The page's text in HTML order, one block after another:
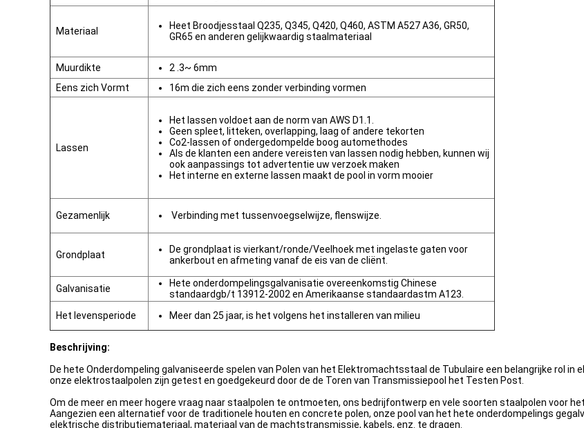
Materiaal
Heet Broodjesstaal Q235, Q345, Q420, Q460, ASTM A527 A36, GR50,
GR65 en anderen gelijkwaardig staalmateriaal
Muurdikte
2 .3~ 6mm
Eens zich Vormt
16m die zich eens zonder verbinding vormen
Lassen
Het lassen voldoet aan de norm van AWS D1.1.
Geen spleet, litteken, overlapping, laag of andere tekorten
Co2-lassen of ondergedompelde boog automethodes
Als de klanten een andere vereisten van lassen nodig hebben, kunnen wij
ook aanpassings tot advertentie uw verzoek maken
Het interne en externe lassen maakt de pool in vorm mooier
Gezamenlijk Verbinding met tussenvoegselwijze, flenswijze.
Grondplaat
De grondplaat is vierkant/ronde/Veelhoek met ingelaste gaten voor
ankerbout en afmeting vanaf de eis van de cliënt.
Galvanisatie
Hete onderdompelingsgalvanisatie overeenkomstig Chinese
standaardgb/t 13912-2002 en Amerikaanse standaardastm A123.
Het levensperiode
Meer dan 25 jaar, is het volgens het installeren van milieu
Beschrijving:
De hete Onderdompeling galvaniseerde spelen van Polen van het Elektromachtsstaal de Tubulaire een belangrijke rol
onze elektrostaalpolen zijn getest en goedgekeurd door de de Toren van Transmissiepool het Testen Post.
Om de meer en meer hogere vraag naar staalpolen te ontmoeten, ons bedrijfontwerp en vele soorten staalpolen voor
Aangezien een alternatief voor de traditionele houten en concrete polen, onze pool van het hete onderdompelings
elektrische distributiemateriaal, materiaal van de machtstransmissie, kabels, enz. te dragen.